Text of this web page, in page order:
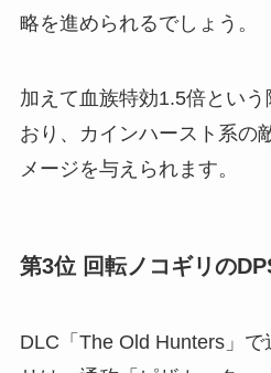
略を進められるでしょう。
加えて血族特効1.5倍とい
おり、カインハースト系の
メージを与えられます。
第3位 回転ノコギリの
DLC「The Old Hunters」